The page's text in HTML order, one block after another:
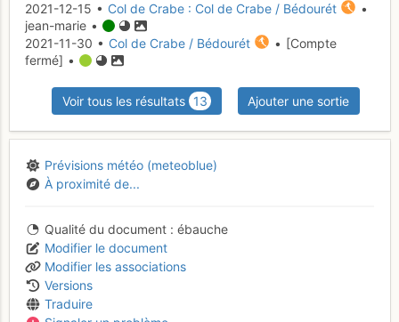
2021-12-15 • Col de Crabe : Col de Crabe / Bédourét
•
jean-marie •
2021-11-30 • Col de Crabe / Bédourét
• [Compte
fermé] •
Voir tous les résultats 13 Ajouter une sortie
Prévisions météo (meteoblue)
À proximité de...
Qualité du document
ébauche
Modifier le document
Modifier les associations
Versions
Traduire